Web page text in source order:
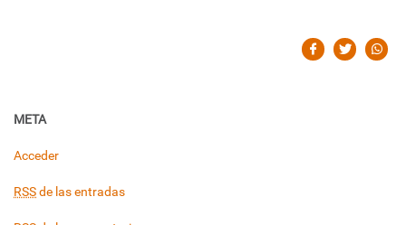
META
Acceder
RSSde las entradas